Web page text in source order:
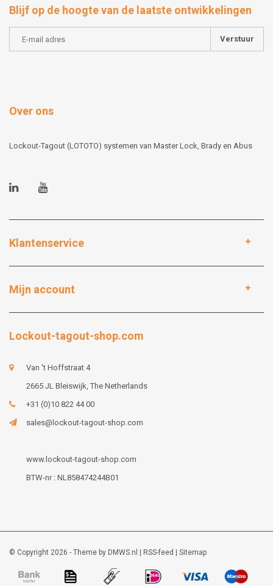
Blijf op de hoogte van de laatste ontwikkelingen
Verstuur
Over ons
Lockout-Tagout (LOTOTO) systemen van Master Lock, Brady en Abus
Klantenservice
Mijn account
Lockout-tagout-shop.com
Van 't Hoffstraat 4
2665 JL Bleiswijk, The Netherlands
+31 (0)10 822 44 00
sales@lockout-tagout-shop.com
www.lockout-tagout-shop.com
BTW-nr : NL858474244B01
© Copyright 2026 - Theme by DMWS.nl RSS-feed Sitemap